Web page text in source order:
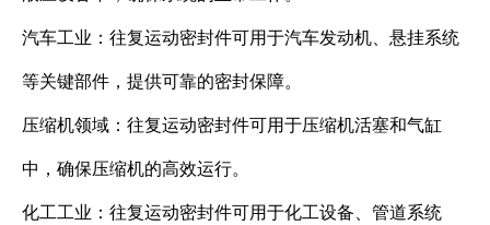
汽车工业：往复运动密封件可用于汽车发动机、悬挂系统
等关键部件，提供可靠的密封保障。
压缩机领域：往复运动密封件可用于压缩机活塞和气缸
中，确保压缩机的高效运行。
化工工业：往复运动密封件可用于化工设备、管道系统